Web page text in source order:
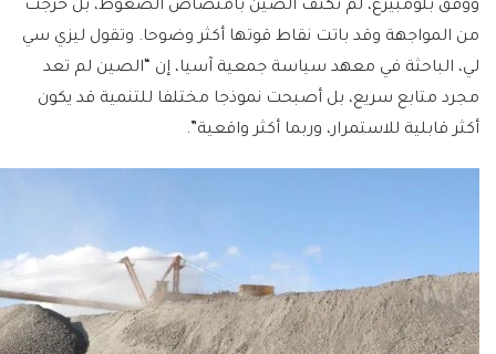
ووفق بلومبيرغ، لم تكتف الصين بامتصاص الضغوط، بل خرجت
من المواجهة وقد باتت نقاط قوتها أكثر وضوحا. وتقول ليزي سي
لي، الباحثة في معهد سياسة جمعية آسيا، إن “الصين لم تعد
مجرد متابع سريع، بل أصبحت نموذجا مختلفا للتنمية قد يكون
أكثر قابلية للاستمرار، وربما أكثر واقعية”.